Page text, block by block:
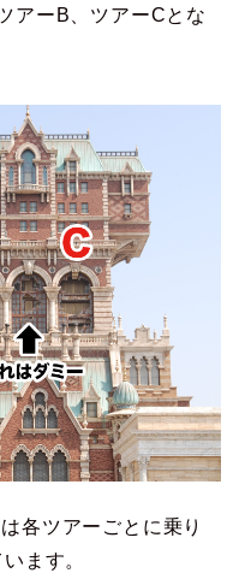
アーB、ツアーCとな
各ツアーごとに乗り
ます。